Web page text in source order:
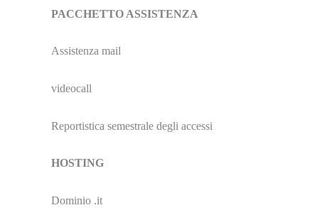
PACCHETTO ASSISTENZA
Assistenza mail
videocall
Reportistica semestrale degli accessi
HOSTING
Dominio .it